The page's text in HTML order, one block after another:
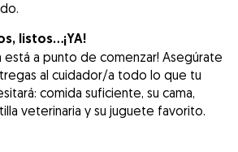
listos...¡YA!
está a punto de comenzar! Asegúrate
al cuidador/a todo lo que tu
comida suficiente, su cama,
veterinaria y su juguete favorito.